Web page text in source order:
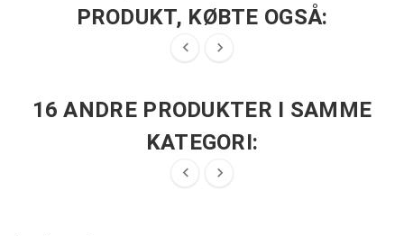
PRODUKT, KØBTE OGSÅ:
 
16 ANDRE PRODUKTER I SAMME
KATEGORI:
 